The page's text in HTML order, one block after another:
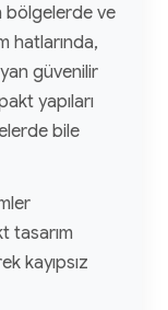
bölgelerde ve
hatlarında,
güvenilir
yapıları
bile
tasarım
kayıpsız